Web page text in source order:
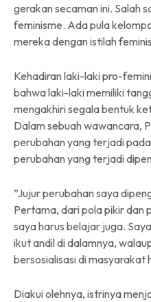
gerakan secaman ini. Salah
feminisme. Ada pula
mereka dengan istilah
Kehadiran laki-laki pro-
bahwa laki-laki memiliki
mengakhiri segala bentuk
Dalam sebuah wawancara,
perubahan yang terjadi
perubahan yang terjadi
”Jujur perubahan saya
Pertama, dari pola pikir dan
saya harus belajar juga.
ikut andil di dalamnya,
bersosialisasi di masyarakat
Diakui olehnya, istrinya